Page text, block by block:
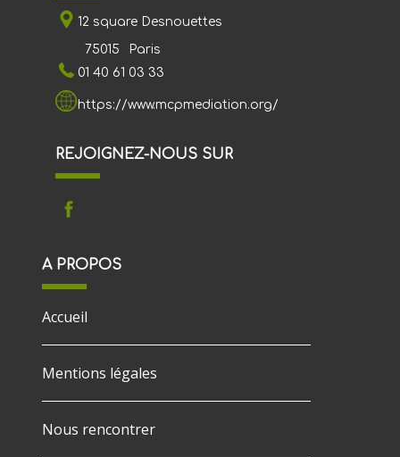
12 square Desnouettes
75015
Paris
01 40 61 03 33
https://www.mcpmediation.org/
REJOIGNEZ-NOUS SUR
A PROPOS
Accueil
Mentions légales
Nous rencontrer